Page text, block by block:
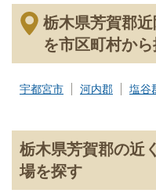
栃木県芳賀郡
を市区町村か
宇都宮市 河内郡 塩谷
栃木県芳賀郡の近
場を探す